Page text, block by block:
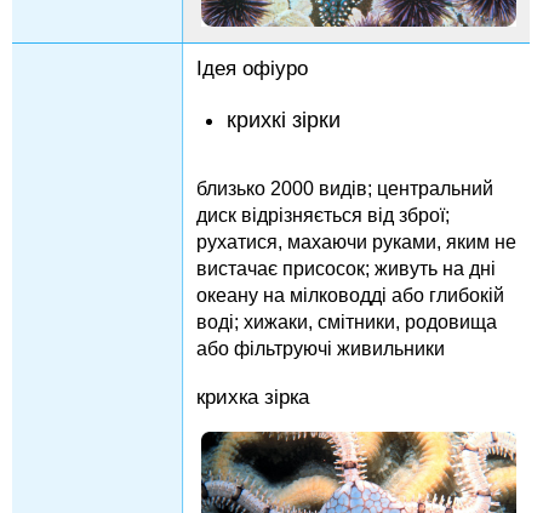
Ідея офіуро
крихкі зірки
близько 2000 видів; центральний
диск відрізняється від зброї;
рухатися, махаючи руками, яким не
вистачає присосок; живуть на дні
океану на мілководді або глибокій
воді; хижаки, смітники, родовища
або фільтруючі живильники
крихка зірка